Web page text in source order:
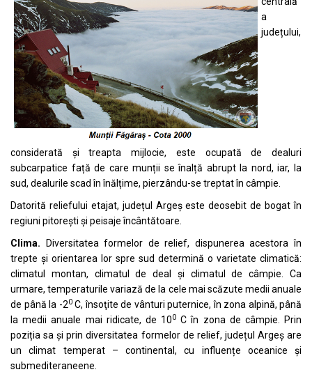
a
județului,
considerată și treapta mijlocie, este ocupată de dealuri
subcarpatice față de care munții se înalță abrupt la nord, iar, la
sud, dealurile scad în înălțime, pierzându-se treptat în câmpie.
Datorită reliefului etajat, județul Argeș este deosebit de bogat în
regiuni pitorești și peisaje încântătoare.
Clima.
Diversitatea formelor de relief, dispunerea acestora în
trepte și orientarea lor spre sud determină o varietate climatică:
climatul montan, climatul de deal și climatul de câmpie. Ca
urmare, temperaturile variază de la cele mai scăzute medii anuale
de până la -20C, însoţite de vânturi puternice, în zona alpină, până
la medii anuale mai ridicate, de 100 C în zona de câmpie. Prin
poziția sa și prin diversitatea formelor de relief, județul Argeș are
un climat temperat – continental, cu influențe oceanice și
submediteraneene.